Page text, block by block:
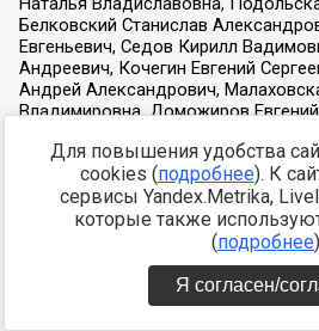
Для повышения удобства
cookies (подробнее). К
сервисы Yandex.Metrika,
которые также
(подробнее
Я согласен/